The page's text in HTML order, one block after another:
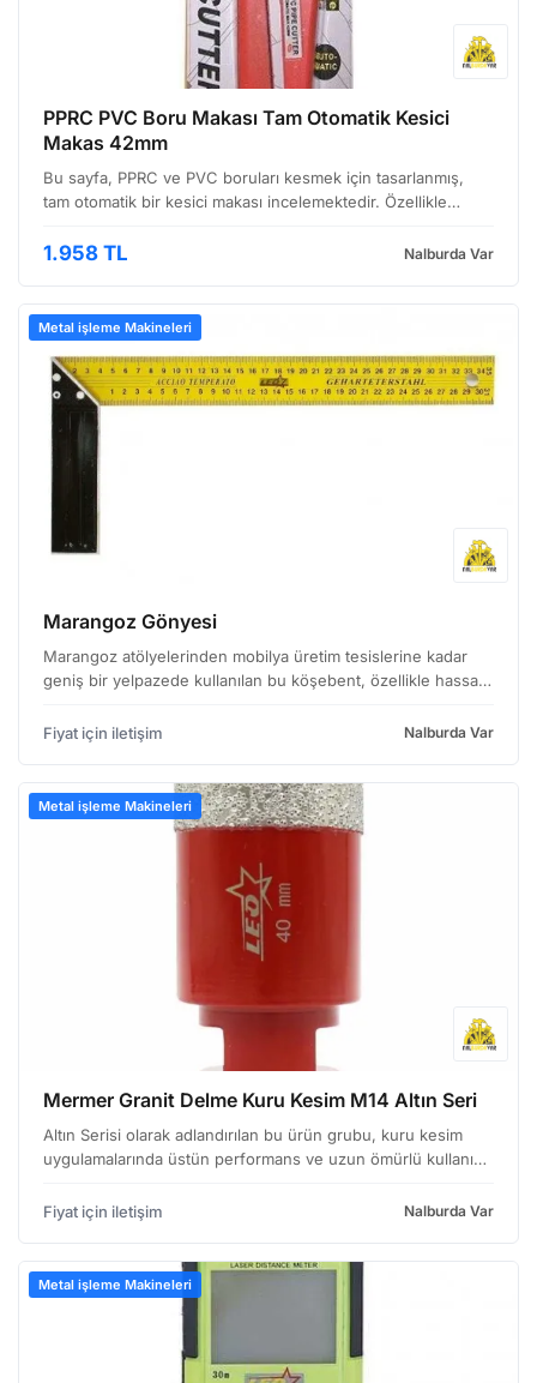
PPRC PVC Boru Makası Tam Otomatik Kesici
Makas 42mm
Bu sayfa, PPRC ve PVC boruları kesmek için tasarlanmış,
tam otomatik bir kesici makası incelemektedir. Özellikle
amacıyla üretilmiş olan bu alet, hızlı ve t…
1.958 TL Nalburda Var
Metal işleme Makineleri
Marangoz Gönyesi
Marangoz atölyelerinden mobilya üretim tesislerine kadar
geniş bir yelpazede kullanılan bu köşebent, özellikle hassas
kullanımı sayesinde, hem profesyonel hem…
Fiyat için iletişim Nalburda Var
Metal işleme Makineleri
Mermer Granit Delme Kuru Kesim M14 Altın Seri
Altın Serisi olarak adlandırılan bu ürün grubu, kuru kesim
uygulamalarında üstün performans ve uzun ömürlü kullanım
uçları, M14 dişli bağlantı sistemine sahiptir.…
Fiyat için iletişim Nalburda Var
Metal işleme Makineleri